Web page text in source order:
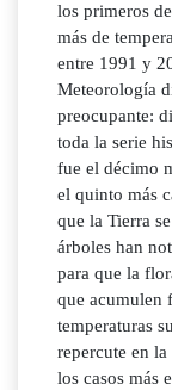
los primeros
más de
entre 1991 y
Meteorología
preocupante:
toda la serie
fue el décimo
el quinto más
que la Tierra
árboles han
para que la
que acumulen
temperaturas
repercute en
los casos más